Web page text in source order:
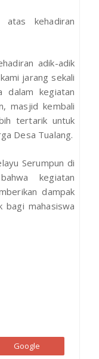
atas kehadiran
adik-adik
jarang sekali
kegiatan
masjid kembali
tertarik untuk
Desa Tualang.
Serumpun di
kegiatan
dampak
bagi mahasiswa
Google